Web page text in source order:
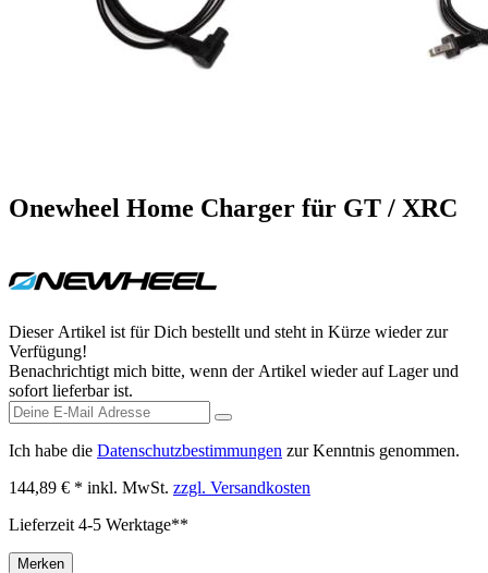
Onewheel Home Charger für GT / XRC
Dieser Artikel ist für Dich bestellt und steht in Kürze wieder zur
Verfügung!
Benachrichtigt mich bitte, wenn der Artikel wieder auf Lager und
sofort lieferbar ist.
Ich habe die Datenschutzbestimmungen zur Kenntnis genommen.
144,89 € * inkl. MwSt. zzgl. Versandkosten
Lieferzeit 4-5 Werktage**
Merken